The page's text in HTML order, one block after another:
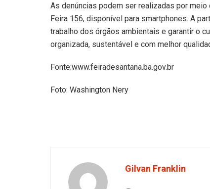
As denúncias podem ser realizadas por
Feira 156, disponível para smartphones. A
trabalho dos órgãos ambientais e garantir o
organizada, sustentável e com melhor
Fonte:www.feiradesantana.ba.gov.br
Foto: Washington Nery
Gilvan Franklin